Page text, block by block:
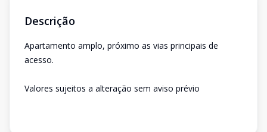
Descrição
Apartamento amplo, próximo as vias principais de
acesso.
Valores sujeitos a alteração sem aviso prévio